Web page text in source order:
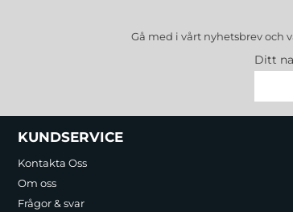
Gå med i vårt nyhetsbrev och
Ditt
Sidfot Blandad info och
KUNDSERVICE
Kontakta Oss
Om oss
Frågor & svar